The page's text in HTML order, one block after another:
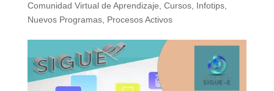
Comunidad Virtual de Aprendizaje Cursos, Infotips,
Nuevos Programas, Procesos Activos